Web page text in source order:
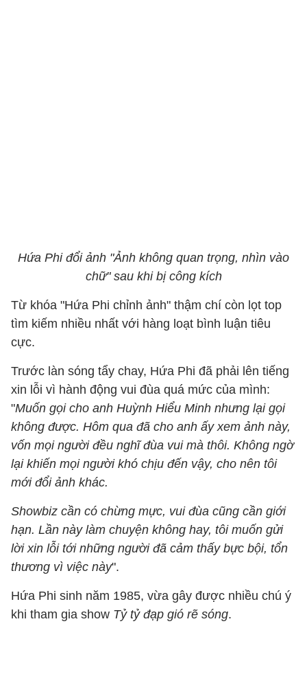
Hứa Phi đổi ảnh "Ảnh không quan trọng, nhìn vào
chữ" sau khi bị công kích
Từ khóa "Hứa Phi chỉnh ảnh" thậm chí còn lọt top
tìm kiếm nhiều nhất với hàng loạt bình luận tiêu
cực.
Trước làn sóng tẩy chay, Hứa Phi đã phải lên tiếng
xin lỗi vì hành động vui đùa quá mức của mình:
"Muốn gọi cho anh Huỳnh Hiểu Minh nhưng lại gọi
không được. Hôm qua đã cho anh ấy xem ảnh này,
vốn mọi người đều nghĩ đùa vui mà thôi. Không ngờ
lại khiến mọi người khó chịu đến vậy, cho nên tôi
mới đổi ảnh khác.
Showbiz cần có chừng mực, vui đùa cũng cần giới
hạn. Lần này làm chuyện không hay, tôi muốn gửi
lời xin lỗi tới những người đã cảm thấy bực bội, tổn
thương vì việc này".
Hứa Phi sinh năm 1985, vừa gây được nhiều chú ý
khi tham gia show Tỷ tỷ đạp gió rẽ sóng.